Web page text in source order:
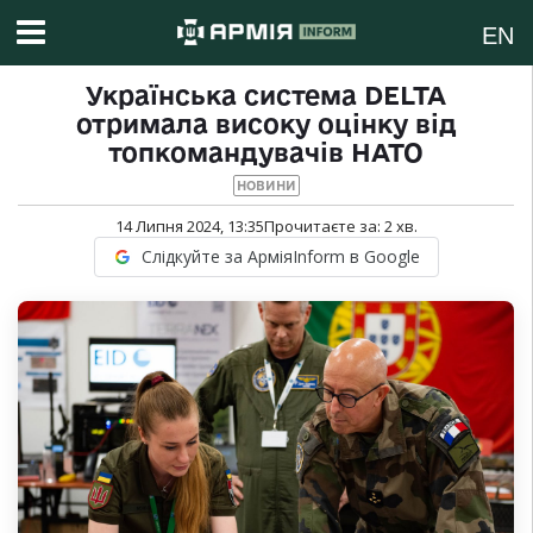
EN
Українська система DELTA
отримала високу оцінку від
топкомандувачів НАТО
НОВИНИ
14 Липня 2024, 13:35Прочитаєте за: 2хв.
Слідкуйте за АрміяInform в Google